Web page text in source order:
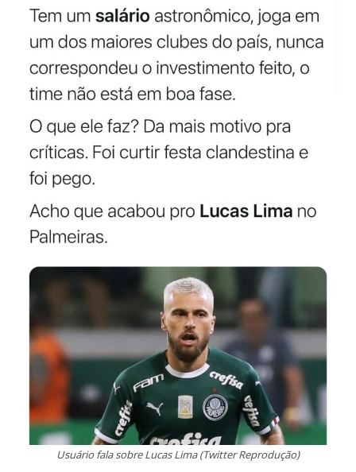
Usuário fala sobre Lucas Lima (Twitter Reprodução)